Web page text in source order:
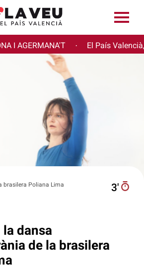
I AGERMANA'T · El País
brasilera Poliana Lima 3′
dansa
de la brasilera